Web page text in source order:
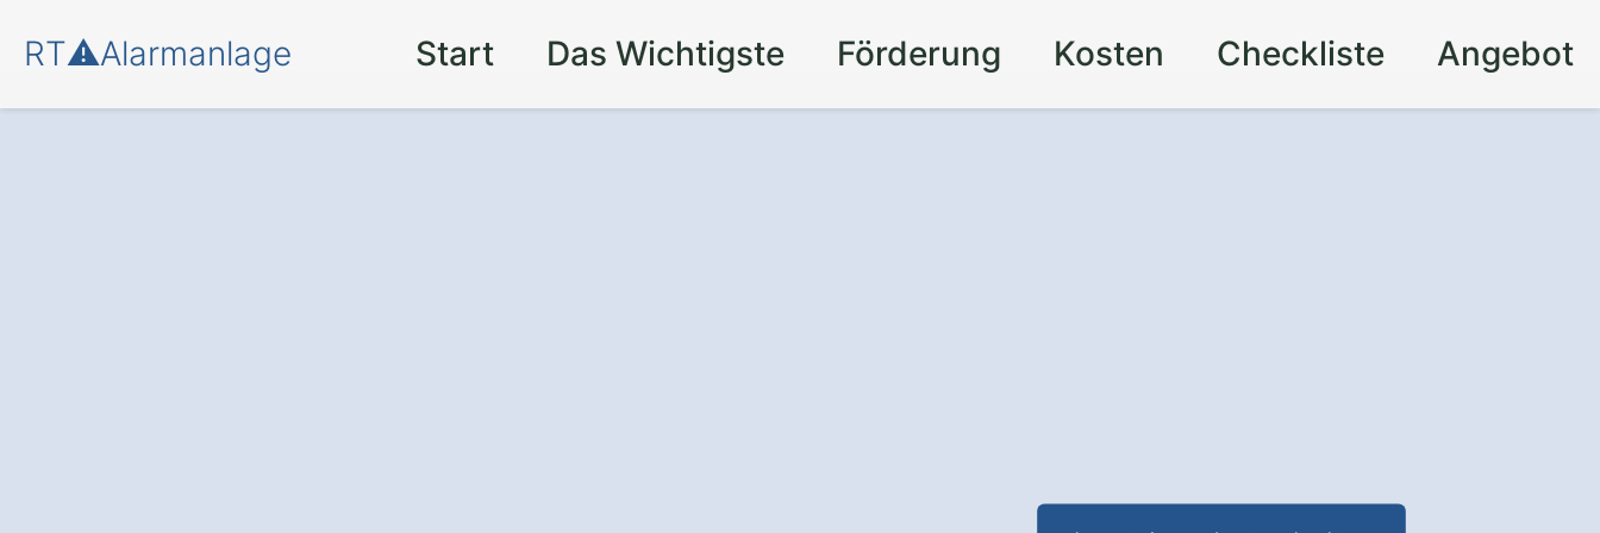
RT⚠️Alarmanlage Start Das Wichtigste Förderung Kosten Checkliste Angebot